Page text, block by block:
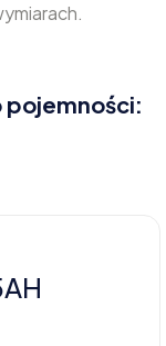
pojemności: